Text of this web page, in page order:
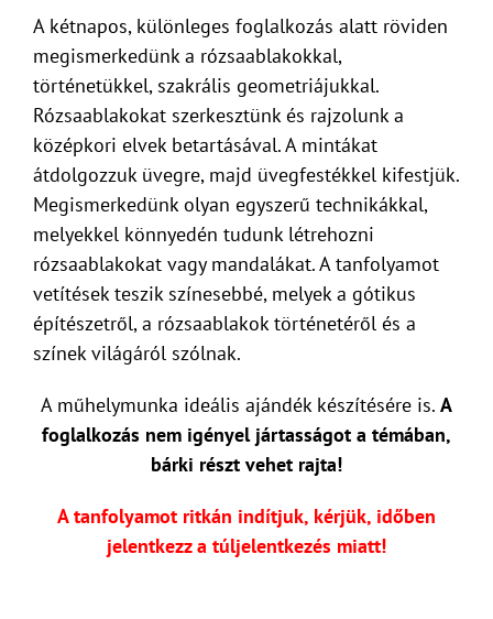
A kétnapos, különleges foglalkozás alatt röviden
megismerkedünk a rózsaablakokkal,
történetükkel, szakrális geometriájukkal.
Rózsaablakokat szerkesztünk és rajzolunk a
középkori elvek betartásával. A mintákat
átdolgozzuk üvegre, majd üvegfestékkel kifestjük.
Megismerkedünk olyan egyszerű technikákkal,
melyekkel könnyedén tudunk létrehozni
rózsaablakokat vagy mandalákat. A tanfolyamot
vetítések teszik színesebbé, melyek a gótikus
építészetről, a rózsaablakok történetéről és a
színek világáról szólnak.
A műhelymunka ideális ajándék készítésére is. A
foglalkozás nem igényel jártasságot a témában,
bárki részt vehet rajta!
A tanfolyamot ritkán indítjuk, kérjük, időben
jelentkezz a túljelentkezés miatt!